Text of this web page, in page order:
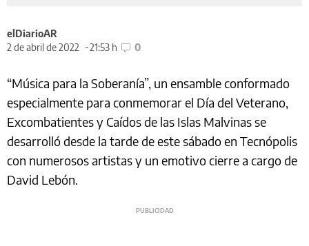
elDiarioAR
2 de abril de 2022
21:53 h 0
“Música para la Soberanía”, un ensamble conformado
especialmente para conmemorar el Día del Veterano,
Excombatientes y Caídos de las Islas Malvinas se
desarrolló desde la tarde de este sábado en Tecnópolis
con numerosos artistas y un emotivo cierre a cargo de
David Lebón.